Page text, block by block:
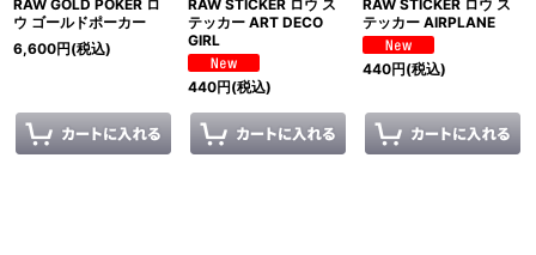
RAW GOLD POKER ロ
ウ ゴールドポーカー
6,600円(税込)
RAW STICKER ロウ ス
テッカー ART DECO
GIRL
440円(税込)
RAW STICKER ロウ ス
テッカー AIRPLANE
440円(税込)